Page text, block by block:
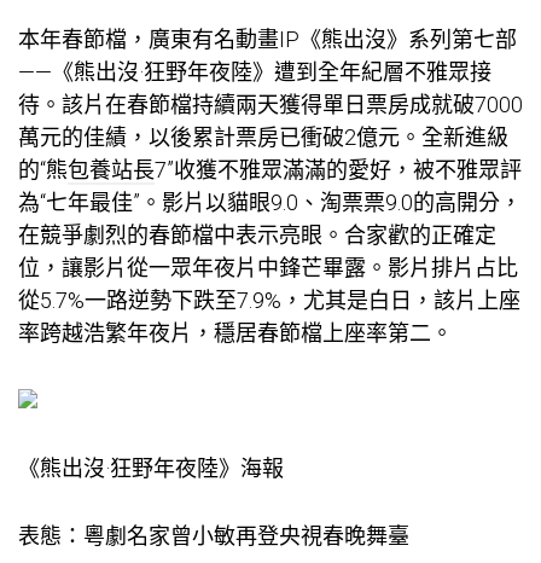
本年春節檔，廣東有名動畫IP《熊出沒》系列第七部
——《熊出沒·狂野年夜陸》遭到全年紀層不雅眾接
待。該片在春節檔持續兩天獲得單日票房成就破7000
萬元的佳績，以後累計票房已衝破2億元。全新進級
的“熊包養站長7”收獲不雅眾滿滿的愛好，被不雅眾評
為“七年最佳”。影片以貓眼9.0、淘票票9.0的高開分，
在競爭劇烈的春節檔中表示亮眼。合家歡的正確定
位，讓影片從一眾年夜片中鋒芒畢露。影片排片占比
從5.7%一路逆勢下跌至7.9%，尤其是白日，該片上座
率跨越浩繁年夜片，穩居春節檔上座率第二。
《熊出沒·狂野年夜陸》海報
表態：粵劇名家曾小敏再登央視春晚舞臺